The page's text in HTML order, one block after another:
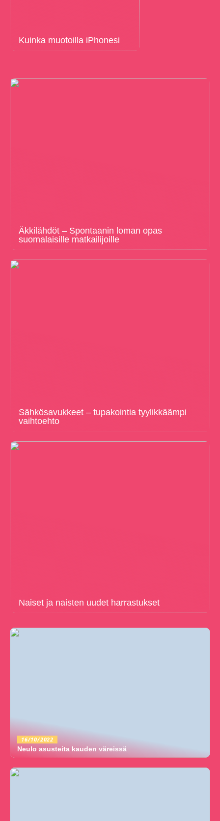
Kuinka muotoilla iPhonesi
Äkkilähdöt – Spontaanin loman opas
suomalaisille matkailijoille
Sähkösavukkeet – tupakointia tyylikkäämpi
vaihtoehto
Naiset ja naisten uudet harrastukset
16/10/2022
Neulo asusteita kauden väreissä